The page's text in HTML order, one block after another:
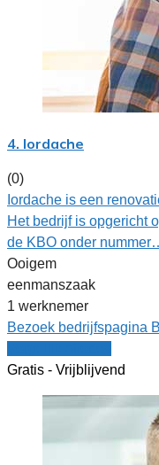
4. Iordache
(0)
Iordache is een
Het bedrijf is opgericht
de KBO onder
Ooigem
eenmanszaak
1 werknemer
Bezoek bedrijfspagina
Gratis - Vrijblijvend